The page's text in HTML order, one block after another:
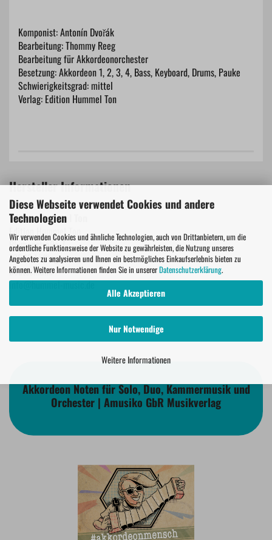
Diese Webseite verwendet Cookies und andere
Technologien
Wir verwenden Cookies und ähnliche Technologien, auch von Drittanbietern, um die
ordentliche Funktionsweise der Website zu gewährleisten, die Nutzung unseres
Angebotes zu analysieren und Ihnen ein bestmögliches Einkaufserlebnis bieten zu
können. Weitere Informationen finden Sie in unsererDatenschutzerklärung.
Alle Akzeptieren
Nur Notwendige
Weitere Informationen
Komponist: Antonín Dvořák
Bearbeitung: Thommy Reeg
Bearbeitung für Akkordeonorchester
Besetzung: Akkordeon 1, 2, 3, 4, Bass, Keyboard, Drums, Pauke
Schwierigkeitsgrad: mittel
Verlag: Edition Hummel Ton
Hersteller Informationen
Edition Hummel Ton
Edition Hummel Ton
Blumenstraße 7
79843 Löffingen
Deutschland
info@hummel-music.de
Akkordeon Noten für Solo, Duo, Kammermusik und
Orchester | Amusiko GbR Musikverlag